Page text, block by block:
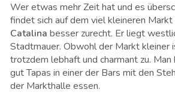
Wer etwas mehr Zeit hat und es
findet sich auf dem viel kleineren Markt
Catalina besser zurecht. Er liegt
Stadtmauer. Obwohl der Markt kleiner
trotzdem lebhaft und charmant zu. Man
gut Tapas in einer der Bars mit den
der Markthalle essen.